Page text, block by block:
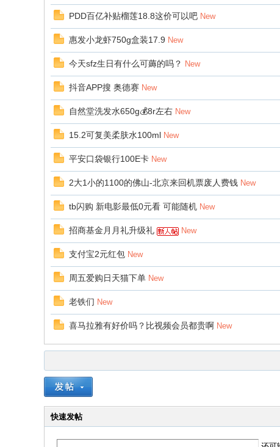
PDD百亿补贴榴莲18.8这价可以吧 New
惠发小龙虾750g盒装17.9 New
今天sfz生日有什么可薅的吗？ New
抖音APP搜 奥德赛 New
自然堂洗发水650g💰8r左右 New
15.2可复美柔肤水100ml New
平安口袋银行100E卡 New
2大1小的1100的佛山-北京来回机票废人费钱 New
tb闪购 新电影最低0元看 可能随机 New
招商基金月月礼升级礼 New
支付宝2元红包 New
周五爱购日天猫下单 New
老铁们 New
喜马拉雅有好价吗？比视频会员都贵啊 New
快速发帖